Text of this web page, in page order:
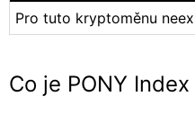
Pro tuto kryptoměnu
Co je PONY Index